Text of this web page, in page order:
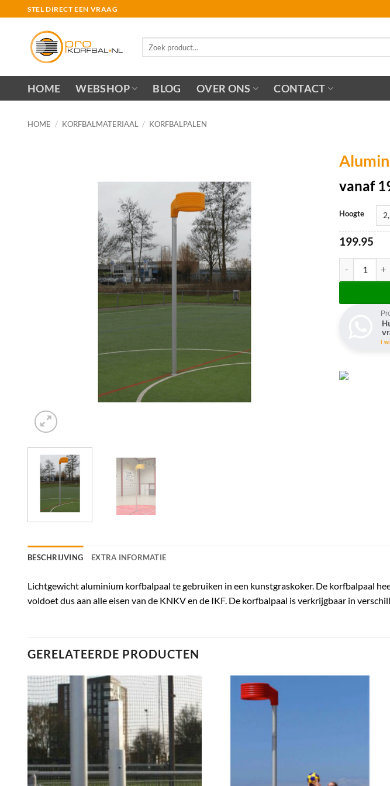
naar
STEL DIRECT EEN VRAAG
HOME WEBSHOP BLOG OVER ONS CONTACT
HOME / KORFBALMATERIAAL / KORFBALPALEN
vanaf
Hoogte
199.95
I
BESCHRIJVING EXTRA INFORMATIE
Lichtgewicht aluminium korfbalpaal te gebruiken in een kunstgraskoker. De korfbalpaal
voldoet dus aan alle eisen van de KNKV en de IKF. De korfbalpaal is verkrijgbaar in
GERELATEERDE PRODUCTEN